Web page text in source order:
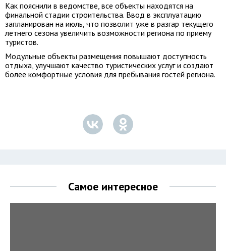
Как пояснили в ведомстве, все объекты находятся на
финальной стадии строительства. Ввод в эксплуатацию
запланирован на июль, что позволит уже в разгар текущего
летнего сезона увеличить возможности региона по приему
туристов.
Модульные объекты размещения повышают доступность
отдыха, улучшают качество туристических услуг и создают
более комфортные условия для пребывания гостей региона.
Самое интересное